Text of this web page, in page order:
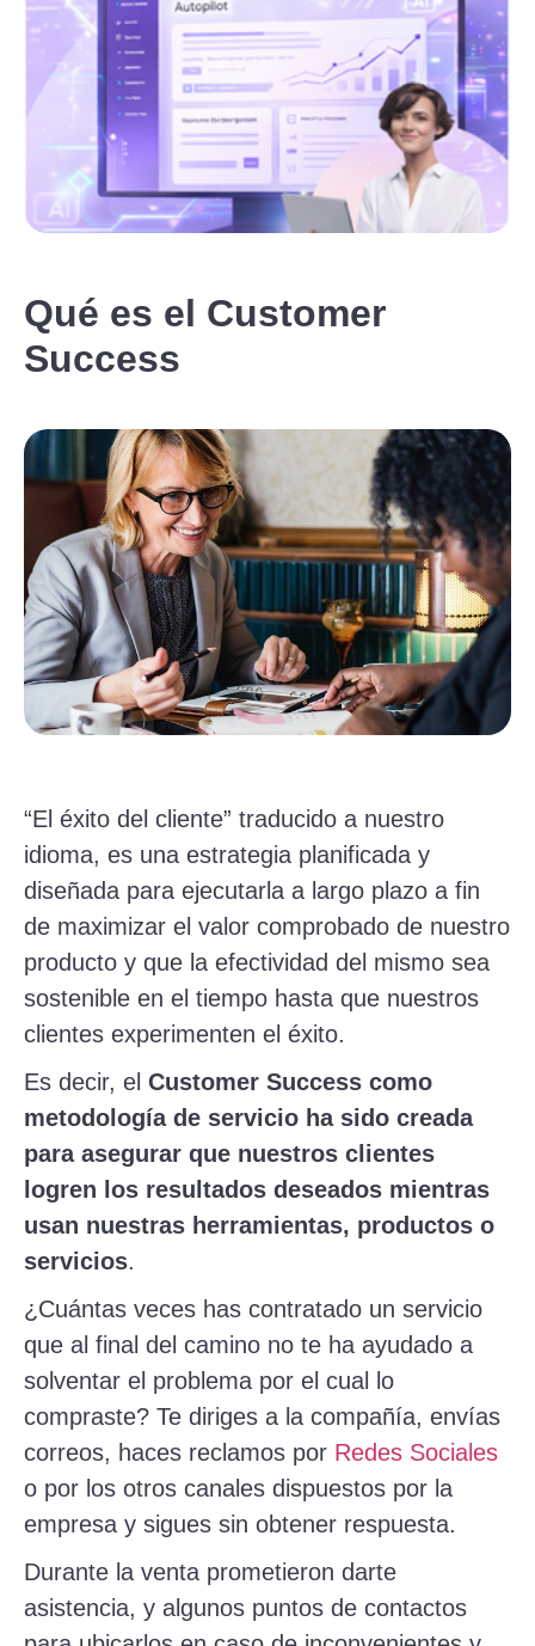
Qué es el Customer
Success
“El éxito del cliente” traducido a nuestro
idioma, es una estrategia planificada y
diseñada para ejecutarla a largo plazo a fin
de maximizar el valor comprobado de nuestro
producto y que la efectividad del mismo sea
sostenible en el tiempo hasta que nuestros
clientes experimenten el éxito.
Es decir, el Customer Success como
metodología de servicio ha sido creada
para asegurar que nuestros clientes
logren los resultados deseados mientras
usan nuestras herramientas, productos o
servicios.
¿Cuántas veces has contratado un servicio
que al final del camino no te ha ayudado a
solventar el problema por el cual lo
compraste? Te diriges a la compañía, envías
correos, haces reclamos por Redes Sociales
o por los otros canales dispuestos por la
empresa y sigues sin obtener respuesta.
Durante la venta prometieron darte
asistencia, y algunos puntos de contactos